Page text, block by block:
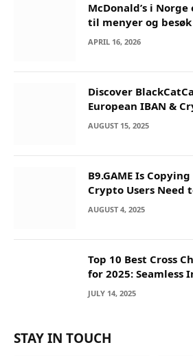
McDonald’s i
til menyer og besøk
APRIL 16, 2026
Discover
European IBAN &
AUGUST 15, 2025
B9.GAME Is Copying
Crypto Users Need
They Deposit
AUGUST 4, 2025
Top 10 Best Cross
for 2025:
Across Blockchain
JULY 14, 2025
STAY IN TOUCH